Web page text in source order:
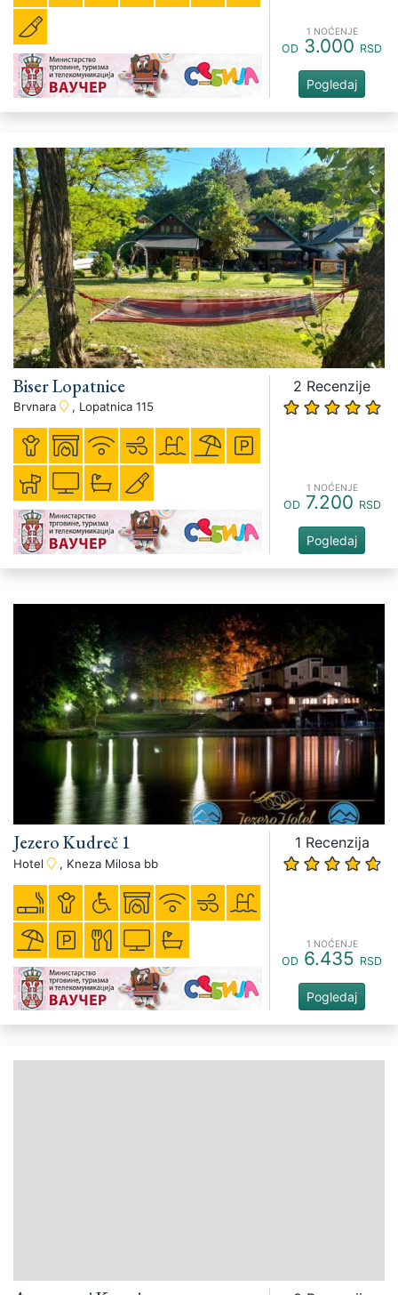
1 NOĆENJE
OD 3.000 RSD
Pogledaj
Biser Lopatnice
Brvnara , Lopatnica 115
2 Recenzije
1 NOĆENJE
OD7.200 RSD
Pogledaj
Jezero Kudreč 1
Hotel , Kneza Milosa bb
1 Recenzija
1 NOĆENJE
OD 6.435 RSD
Pogledaj